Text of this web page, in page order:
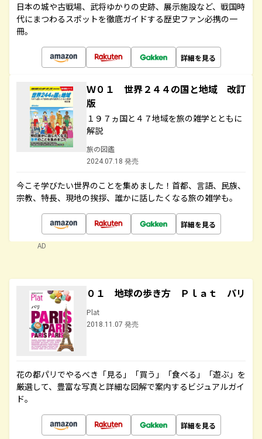
日本の城や古戦場、武将ゆかりの史跡、展示施設など、戦国時
代にまつわるスポットを徹底ガイドする歴史ファン必携の一
冊。
詳細を見る
Ｗ０１ 世界２４４の国と地域 改訂
版
１９７ヵ国と４７地域を旅の雑学とともに
解説
旅の図鑑
2024.07.18 発売
今こそ学びたい世界のことを集めました！首都、言語、民族、
宗教、特長、現地の挨拶、誰かに話したくなる旅の雑学も。
詳細を見る
AD
０１ 地球の歩き方 Ｐｌａｔ パリ
Plat
2018.11.07 発売
花の都パリでやるべき「見る」「買う」「食べる」「遊ぶ」を
厳選して、豊富な写真と詳細な図解で案内するビジュアルガイ
ド。
詳細を見る